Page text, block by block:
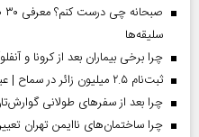
سلیقه‌ها
چرا برخی بیماران بعد از کرونا و
ثبت‌نام ۲.۵ میلیون زائر در سماح | عبور ۱.۷ میلیون نفر از مرز‌های اربعین
چرا بعد از سفرهای طولانی
چرا ساختمان‌های ناایمن تهران